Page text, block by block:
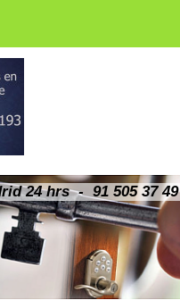
24 hrs - 91 505 37 49